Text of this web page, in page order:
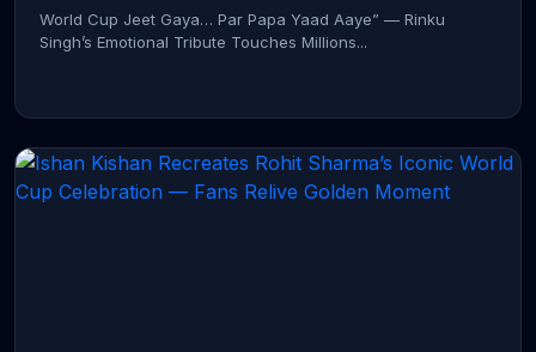
World Cup Jeet Gaya… Par Papa Yaad Aaye” — Rinku
Singh’s Emotional Tribute Touches Millions...